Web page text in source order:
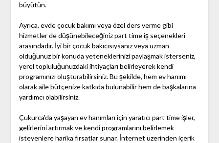
büyütün.
Ayrıca, evde çocuk bakımı veya özel ders verme gibi
hizmetler de düşünebileceğiniz part time iş seçenekleri
arasındadır. İyi bir çocuk bakıcısıysanız veya uzman
olduğunuz bir konuda yeteneklerinizi paylaşmak isterseniz,
yerel topluluğunuzdaki ihtiyaçları belirleyerek kendi
programınızı oluşturabilirsiniz. Bu şekilde, hem ev hanımı
olarak aile bütçenize katkıda bulunabilir hem de başkalarına
yardımcı olabilirsiniz.
Çukurca'da yaşayan ev hanımları için yaratıcı part time işler,
gelirlerini artırmak ve kendi programlarını belirlemek
isteyenlere harika fırsatlar sunar. İnternet üzerinden içerik